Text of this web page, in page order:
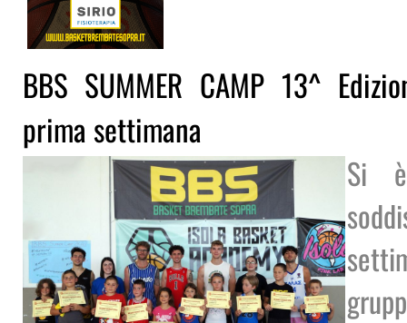
BBS SUMMER CAMP 13^
prima settimana
Si